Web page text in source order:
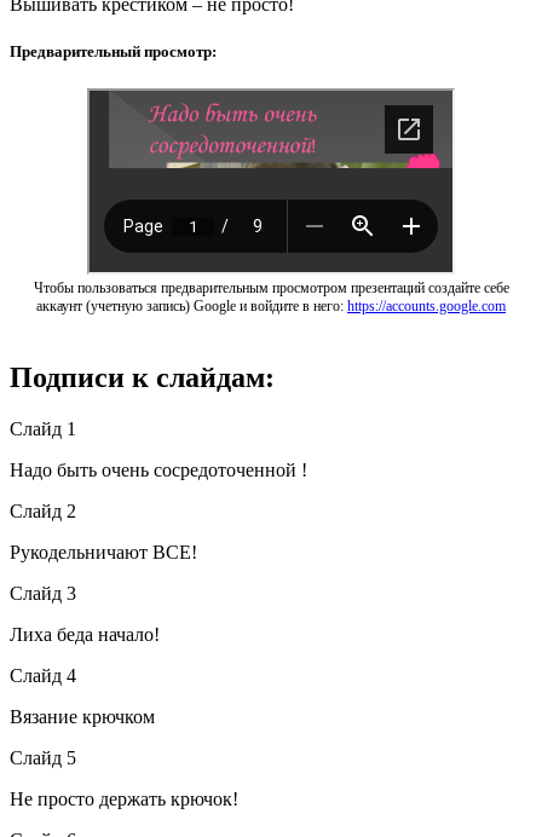
Предварительный просмотр:
Чтобы пользоваться предварительным просмотром презентаций создайте себе
аккаунт (учетную запись) Google и войдите в него: https://accounts.google.com
Подписи к слайдам:
Слайд 1
Надо быть очень сосредоточенной !
Слайд 2
Рукодельничают ВСЕ!
Слайд 3
Лиха беда начало!
Слайд 4
Вязание крючком
Слайд 5
Не просто держать крючок!